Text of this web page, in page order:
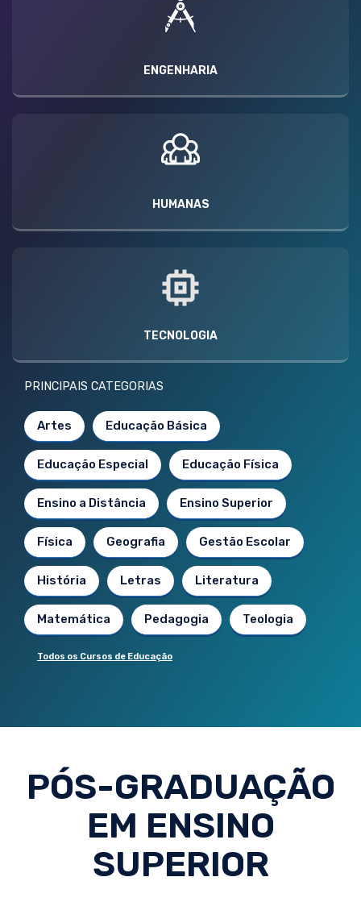
ENGENHARIA
HUMANAS
TECNOLOGIA
PRINCIPAIS CATEGORIAS
Artes Educação Básica
Educação Especial Educação Física
Ensino a Distância Ensino Superior
Física Geografia Gestão Escolar
História Letras Literatura
Matemática Pedagogia Teologia
Todos os Cursos de Educação
PÓS-GRADUAÇÃO
EM ENSINO
SUPERIOR